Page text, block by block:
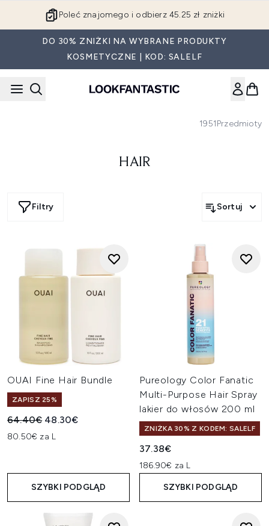
Poleć znajomego i odbierz 45.25 zł zniżki
DO 30% ZNIŻKI NA WYBRANE PRODUKTY
KOSMETYCZNE | KOD: SALELF
1951Przedmioty
HAIR
Filtry Sortuj
OUAI Fine Hair Bundle
ZAPISZ 25%
Sugerowana cena detaliczna:
64.40€ Aktualna cena:
48.30€
80.50€ za L
SZYBKI PODGLĄD
Pureology Color Fanatic
Multi-Purpose Hair Spray
lakier do włosów 200 ml
ZNIŻKA 30% Z KODEM: SALELF
37.38€
186.90€ za L
SZYBKI PODGLĄD